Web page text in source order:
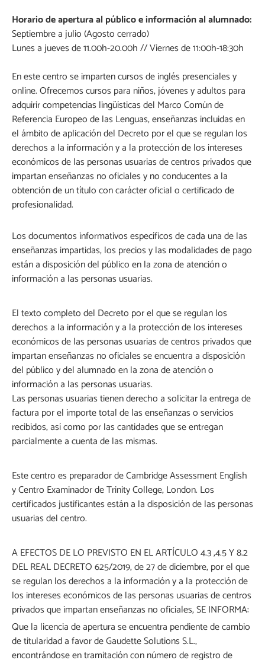
Horario de apertura al público e información al alumnado:
Septiembre a julio (Agosto cerrado)
Lunes a jueves de 11.00h-20.00h // Viernes de 11:00h-18:30h
En este centro se imparten cursos de inglés presenciales y
online. Ofrecemos cursos para niños, jóvenes y adultos para
adquirir competencias lingüísticas del Marco Común de
Referencia Europeo de las Lenguas,enseñanzas incluidas en
el ámbito de aplicación del Decreto por el que se regulan los
derechos a la información y a la protección de los intereses
económicos de las personas usuarias de centros privados que
impartan enseñanzas no oficiales y no conducentes a la
obtención de un título con carácter oficial o certificado de
profesionalidad.
Los documentos informativos específicos de cada una de las
enseñanzas impartidas, los precios y las modalidades de pago
están a disposición del público en la zona de atención o
información a las personas usuarias.
El texto completo del Decreto por el que se regulan los
derechos a la información y a la protección de los intereses
económicos de las personas usuarias de centros privados que
impartan enseñanzas no oficiales se encuentra a disposición
del público y del alumnado en la zona de atención o
información a las personas usuarias.
Las personas usuarias tienen derecho a solicitar la entrega de
factura por el importe total de las enseñanzas o servicios
recibidos, así como por las cantidades que se entregan
parcialmente a cuenta de las mismas.
Este centro es preparador de Cambridge Assessment English
y Centro Examinador de Trinity College, London. Los
certificados justificantes están a la disposición de las personas
usuarias del centro.
A EFECTOS DE LO PREVISTO EN EL ARTÍCULO 4.3 ,4.5 Y 8.2
DEL REAL DECRETO 625/2019, de 27 de diciembre, por el que
se regulan los derechos a la información y a la protección de
los intereses económicos de las personas usuarias de centros
privados que impartan enseñanzas no oficiales, SE INFORMA:
Que la licencia de apertura se encuentra pendiente de cambio
de titularidad a favor de Gaudette Solutions S.L.,
encontrándose en tramitación con número de registro de